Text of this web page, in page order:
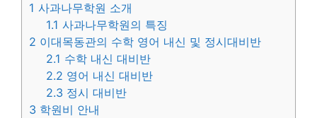
1 사과나무학원 소개
1.1 사과나무학원의 특징
2 이대목동관의 수학 영어 내신 및 정시대비반
2.1 수학 내신 대비반
2.2 영어 내신 대비반
2.3 정시 대비반
3 학원비 안내